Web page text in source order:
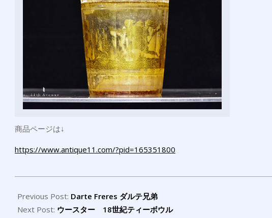
商品ページは↓
https://www.antique11.com/?pid=165351800
12-
01
Previous Post: Darte Freres ダルテ兄弟
Next Post: ウースター 18世紀ティーボウル